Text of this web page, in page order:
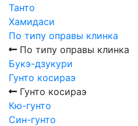
Танто
Хамидаси
По типу оправы клинка
По типу оправы клинка
Букэ-дзукури
Гунто косираэ
Гунто косираэ
Кю-гунто
Син-гунто